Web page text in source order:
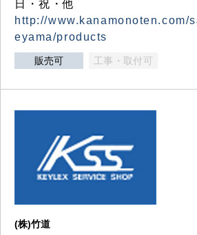
日・祝・他
http://www.kanamonoten.com/
eyama/products
販売可 工事・取付可
(株)竹道